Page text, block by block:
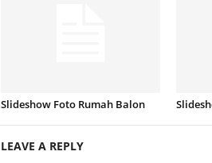
Slideshow Foto Rumah Balon
LEAVE A REPLY